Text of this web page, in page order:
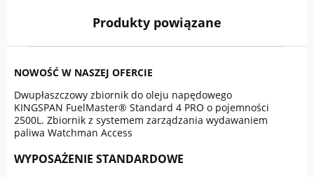
Produkty powiązane
NOWOŚĆ W NASZEJ OFERCIE
Dwupłaszczowy zbiornik do oleju napędowego
KINGSPAN FuelMaster® Standard 4 PRO o pojemności
2500L. Zbiornik z systemem zarządzania wydawaniem
paliwa Watchman Access
WYPOSAŻENIE STANDARDOWE